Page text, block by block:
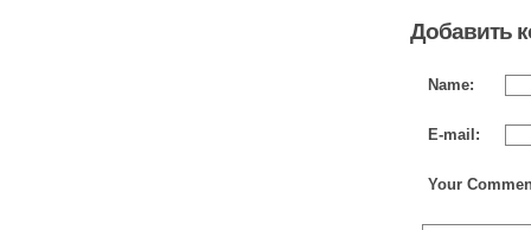
Добавить
Name:
E-mail:
Your